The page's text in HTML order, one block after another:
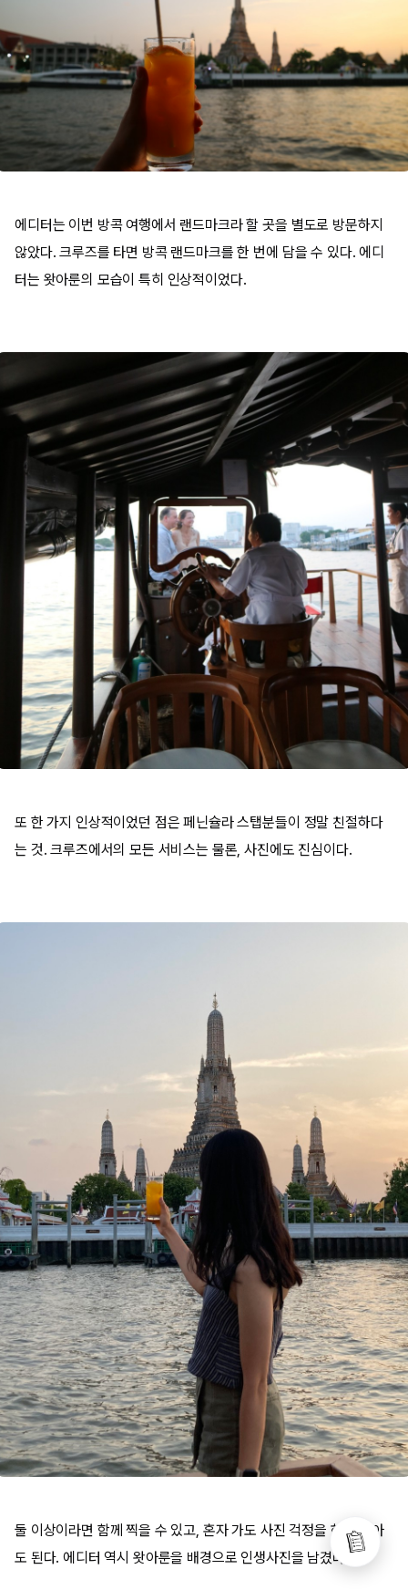
에디터는 이번 방콕 여행에서 랜드마크라 할 곳을 별도로 방문하지
않았다. 크루즈를 타면 방콕 랜드마크를 한 번에 담을 수 있다. 에디
터는 왓아룬의 모습이 특히 인상적이었다.
또 한 가지 인상적이었던 점은 페닌슐라 스탭분들이 정말 친절하다
는 것. 크루즈에서의 모든 서비스는 물론, 사진에도 진심이다.
둘 이상이라면 함께 찍을 수 있고, 혼자 가도 사진 걱정을 하지 않아
도 된다. 에디터 역시 왓아룬을 배경으로 인생사진을 남겼다.